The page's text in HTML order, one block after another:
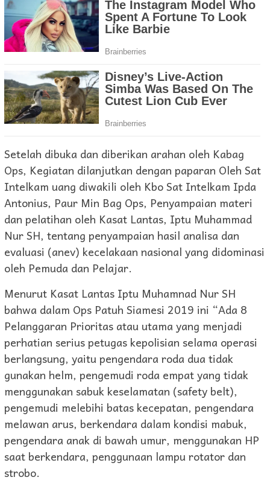
Setelah dibuka dan diberikan arahan oleh Kabag
Ops, Kegiatan dilanjutkan dengan paparan Oleh Sat
Intelkam uang diwakili oleh Kbo Sat Intelkam Ipda
Antonius, Paur Min Bag Ops, Penyampaian materi
dan pelatihan oleh Kasat Lantas, Iptu Muhammad
Nur SH, tentang penyampaian hasil analisa dan
evaluasi (anev) kecelakaan nasional yang didominasi
oleh Pemuda dan Pelajar.
Menurut Kasat Lantas Iptu Muhamnad Nur SH
bahwa dalam Ops Patuh Siamesi 2019 ini “Ada 8
Pelanggaran Prioritas atau utama yang menjadi
perhatian serius petugas kepolisian selama operasi
berlangsung, yaitu pengendara roda dua tidak
gunakan helm, pengemudi roda empat yang tidak
menggunakan sabuk keselamatan (safety belt),
pengemudi melebihi batas kecepatan, pengendara
melawan arus, berkendara dalam kondisi mabuk,
pengendara anak di bawah umur, menggunakan HP
saat berkendara, penggunaan lampu rotator dan
strobo.